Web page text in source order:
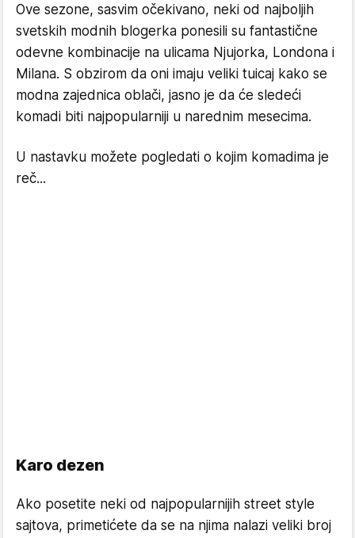
Ove sezone, sasvim očekivano, neki od najboljih
svetskih modnih blogerka ponesili su fantastične
odevne kombinacije na ulicama Njujorka, Londona i
Milana. S obzirom da oni imaju veliki tuicaj kako se
modna zajednica oblači, jasno je da će sledeći
komadi biti najpopularniji u narednim mesecima.
U nastavku možete pogledati o kojim komadima je
reč...
Karo dezen
Ako posetite neki od najpopularnijih street style
sajtova, primetićete da se na njima nalazi veliki broj